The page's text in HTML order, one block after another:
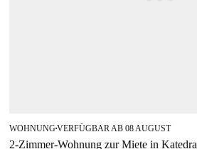
WOHNUNG■VERFÜGBAR AB 08 AUGUST
2-Zimmer-Wohnung zur Miete in